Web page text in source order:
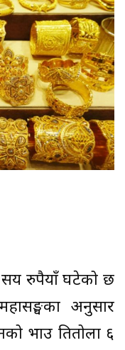
सय रुपैयाँ घटेको छ
अनुसार
भाउ प्रतितोला ६